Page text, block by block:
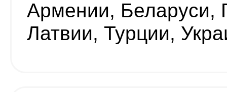
Армении, Беларуси,
Латвии, Турции,